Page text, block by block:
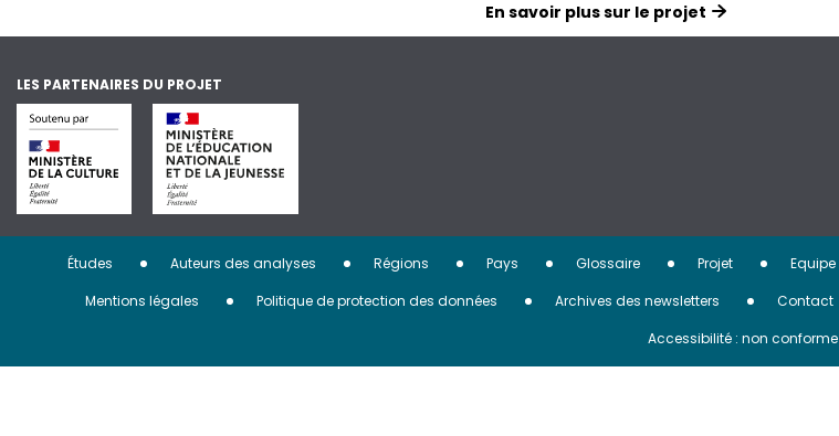
En savoir plus sur le projet
LES PARTENAIRES DU PROJET
Menu
Pied
Études Auteurs des analyses Régions Pays Glossaire Projet Equipe
Mentions légales
Politique de protection des données Archives des newsletters Contact
Accessibilité : non conforme